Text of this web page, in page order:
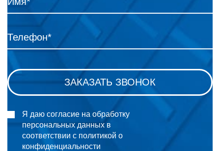
Я даю согласие на обработку
персональных данных в
соответствии с политикой о
конфиденциальности